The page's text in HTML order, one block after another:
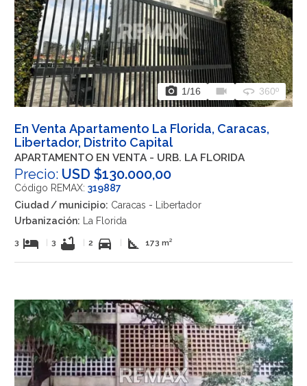
photo_camera 1/16 videocam 360 360º
En Venta Apartamento La Florida, Caracas,
Libertador, Distrito Capital
APARTAMENTO EN VENTA - URB. LA FLORIDA
Precio: USD $130.000,00
Código REMAX: 319887
Ciudad / municipio: Caracas - Libertador
Urbanización: La Florida
3 hotel 3 bathtub 2 directions_car square_foot 173 m²